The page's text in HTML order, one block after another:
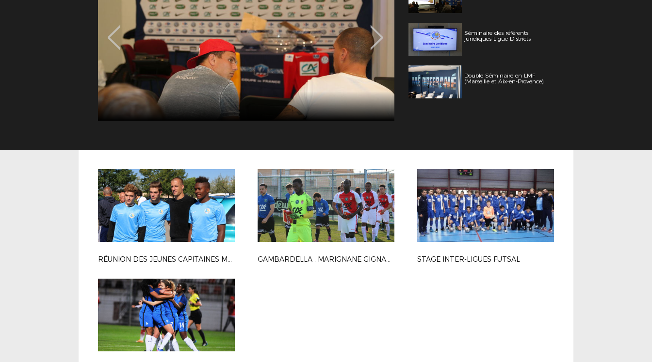
Séminaire des référents
juridiques Ligue-Districts
Double Séminaire en LMF
(Marseille et Aix-en-Provence)
RÉUNION DES JEUNES CAPITAINES MÉDITERRANÉENS GAMBARDELLA : MARIGNANE GIGNAC FC / AS MONACO STAGE INTER-LIGUES FUTSAL